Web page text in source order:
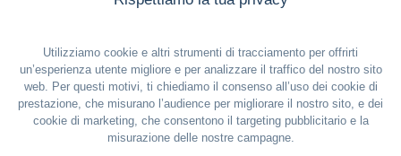
Iscriviti alla nostra newsletter
Email